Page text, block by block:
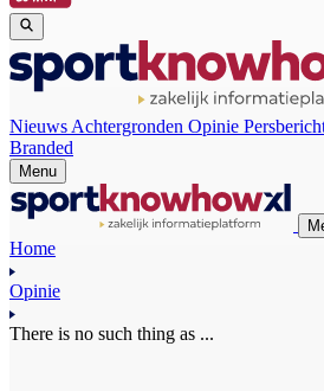
Nieuws Achtergronden Opinie
Branded
Menu
Home
Opinie
There is no such thing as ...